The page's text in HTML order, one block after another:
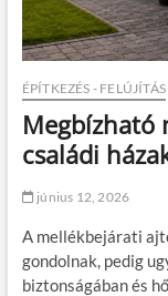
ÉPÍTKEZÉS - FELÚJÍTÁS
Megbízható
családi
június 12, 2026
A mellékbejárati
gondolnak, pedig
biztonságában és